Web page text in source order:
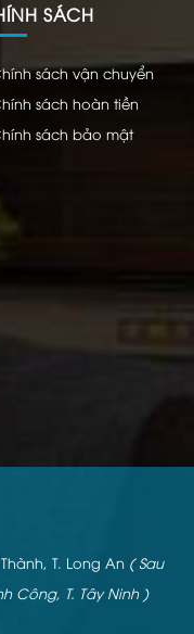
SÁCH
sách vận chuyển
sách hoàn tiền
sách bảo mật
T. Long An ( Sau
Công, T. Tây Ninh )